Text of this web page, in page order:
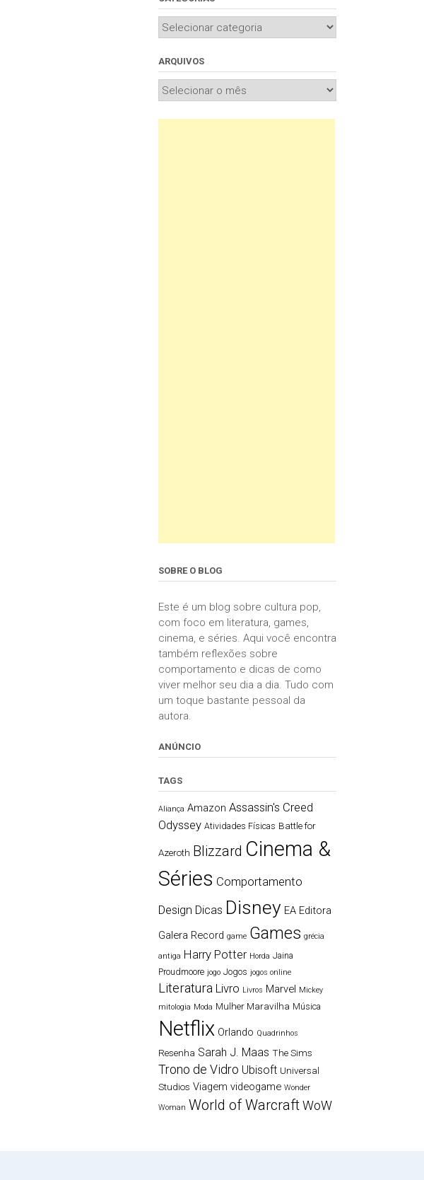
Categorias
ARQUIVOS
Arquivos
SOBRE O BLOG
Este é um blog sobre cultura pop,
com foco em literatura, games,
cinema, e séries. Aqui você encontra
também reflexões sobre
comportamento e dicas de como
viver melhor seu dia a dia. Tudo com
um toque bastante pessoal da
autora.
ANÚNCIO
TAGS
Aliança Amazon Assassin's Creed
Odyssey Atividades Físicas Battle for
Azeroth Blizzard Cinema &
Séries Comportamento
Design Dicas Disney EA Editora
Galera Record game Games grécia
antiga Harry Potter Horda Jaina
Proudmoore jogo Jogos jogos online
Literatura Livro Livros Marvel
Mickey
mitologia Moda Mulher Maravilha Música
Netflix Orlando Quadrinhos
Resenha Sarah J. Maas The Sims
Trono de Vidro Ubisoft Universal
Studios Viagem videogame Wonder
Woman World of Warcraft WoW